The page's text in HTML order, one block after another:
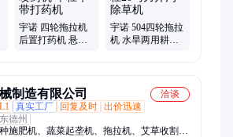
宇诺 四轮拖拉机
后置打药机 悬挂
宇诺 504四轮拖拉
机 水旱两用耕地
制造有限公司
洽谈
真实工厂 回复及时 出价迅速
德州
施肥机、蔬菜起垄机、拖拉机、艾草收割